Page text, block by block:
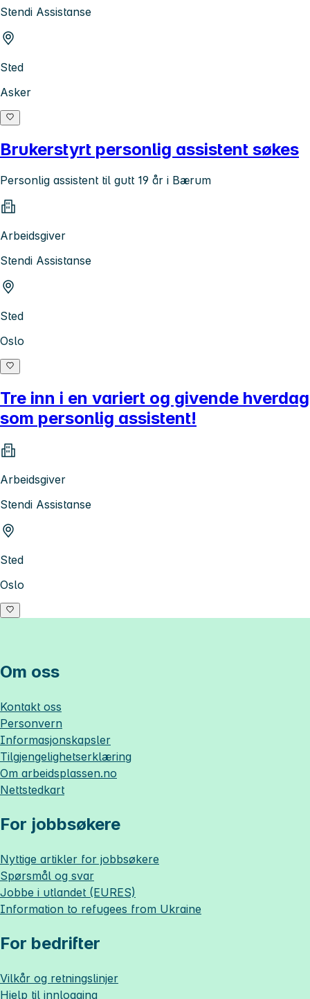
Stendi Assistanse
Sted
Asker
Brukerstyrt personlig assistent søkes
Personlig assistent til gutt 19 år i Bærum
Arbeidsgiver
Stendi Assistanse
Sted
Oslo
Tre inn i en variert og givende hverdag
som personlig assistent!
Arbeidsgiver
Stendi Assistanse
Sted
Oslo
Om oss
Kontakt oss
Personvern
Informasjonskapsler
Tilgjengelighetserklæring
Om arbeidsplassen.no
Nettstedkart
For jobbsøkere
Nyttige artikler for jobbsøkere
Spørsmål og svar
Jobbe i utlandet (EURES)
Information to refugees from Ukraine
For bedrifter
Vilkår og retningslinjer
Hjelp til innlogging